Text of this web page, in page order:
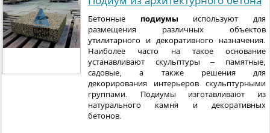
Бетонные подиумы используют для
размещения различных объектов
утилитарного и декоративного назначения.
Наиболее часто на такое основание
устанавливают скульптуры – памятные,
садовые, а также решения для
декорирования интерьеров скульптурными
группами. Подиумы изготавливают из
натурального камня и декоративных
бетонов.